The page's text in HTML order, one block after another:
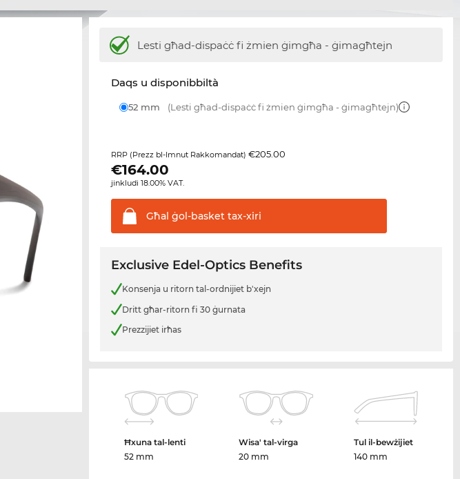
Lesti għad-dispaċċ fi żmien ġimgħa - ġimagħtejn
Daqs u disponibbiltà
52 mm (Lesti għad-dispaċċ fi żmien ġimgħa - ġimagħtejn)
RRP (Prezz bl-Imnut Rakkomandat)€205.00
€164.00
jinkludi 18.00% VAT.
Għal ġol-basket tax-xiri
Exclusive Edel-Optics Benefits
Konsenja u ritorn tal-ordnijiet b'xejn
Dritt għar-ritorn fi 30 ġurnata
Prezzijiet irħas
Ħxuna tal-lenti
52 mm
Wisa' tal-virga
20 mm
Tul il-bewżijiet
140 mm